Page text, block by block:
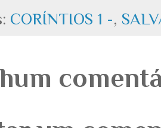
CORÍNTIOS 1 -,